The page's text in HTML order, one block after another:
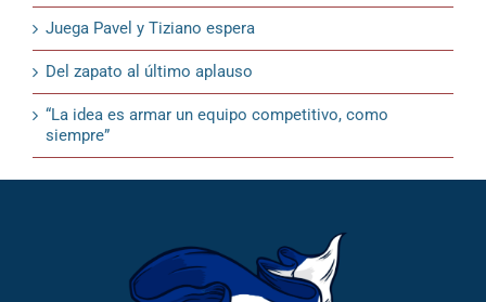
Juega Pavel y Tiziano espera
Del zapato al último aplauso
“La idea es armar un equipo competitivo, como
siempre”